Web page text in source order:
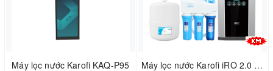
Máy lọc nước Karofi KAQ-P95 Máy lọc nước Karofi iRO 2.0 Model K7IQ-2